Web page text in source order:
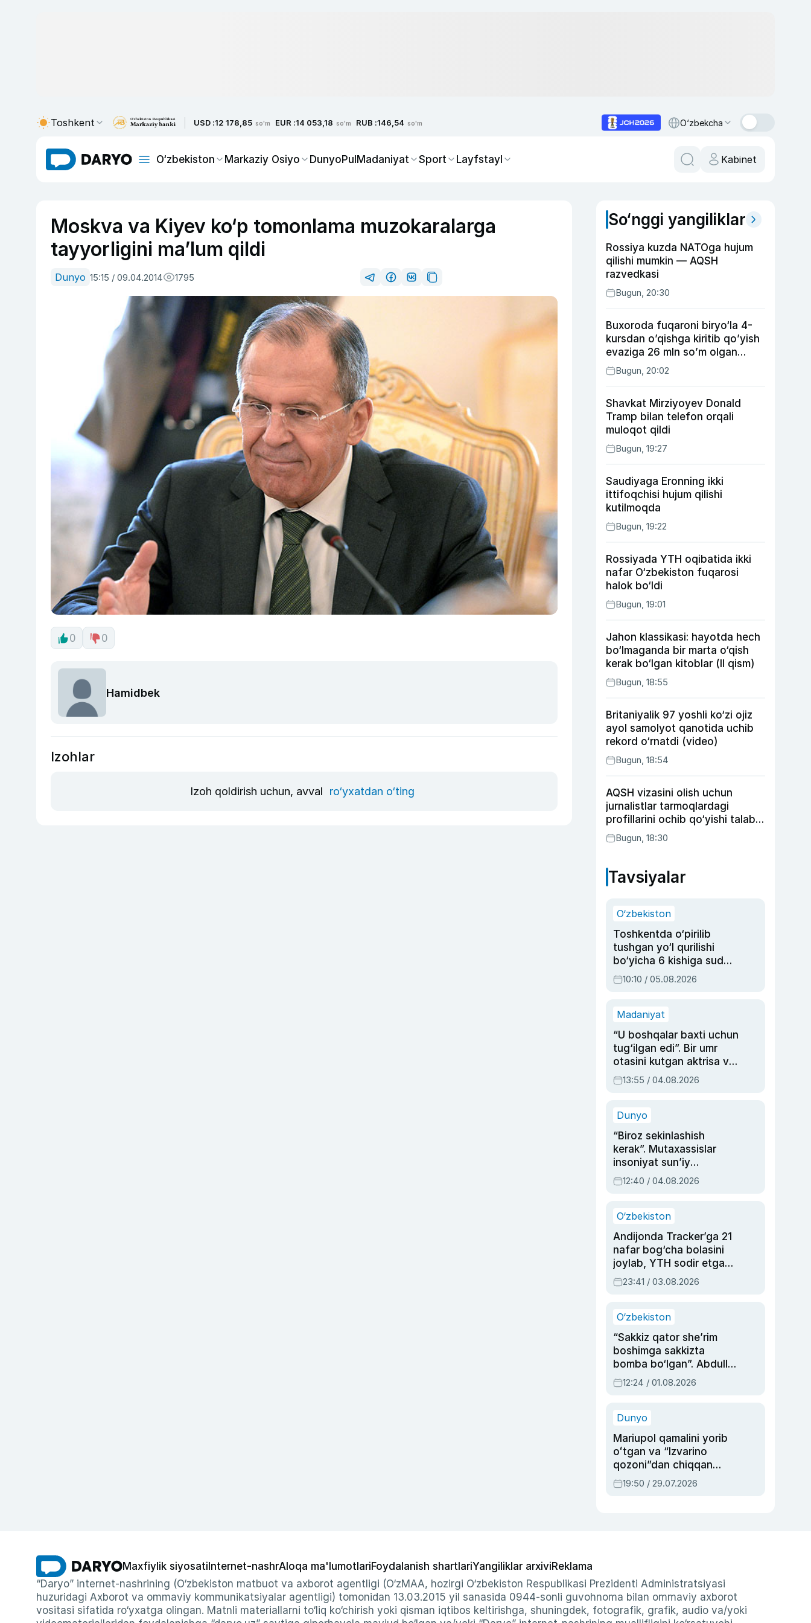
Toshkent USD :12 178,85 so'm EUR :14 053,18 so'm RUB :146,54 so'm O‘zbekcha
O‘zbekiston Markaziy Osiyo DunyoPulMadaniyat Sport Layfstayl Kabinet
Moskva va Kiyev ko‘p tomonlama muzokaralarga
tayyorligini ma’lum qildi
Dunyo 15:15 / 09.04.2014 1795
0 0
Hamidbek
Izohlar
Izoh qoldirish uchun, avval ro‘yxatdan o‘ting
So‘nggi yangiliklar
Rossiya kuzda NATOga hujum
qilishi mumkin — AQSH
razvedkasi
Bugun, 20:30
Buxoroda fuqaroni biryo‘la 4-
kursdan o’qishga kiritib qo’yish
evaziga 26 mln so’m olgan
shaxs ushlandi
Bugun, 20:02
Shavkat Mirziyoyev Donald
Tramp bilan telefon orqali
muloqot qildi
Bugun, 19:27
Saudiyaga Eronning ikki
ittifoqchisi hujum qilishi
kutilmoqda
Bugun, 19:22
Rossiyada YTH oqibatida ikki
nafar O‘zbekiston fuqarosi
halok bo‘ldi
Bugun, 19:01
Jahon klassikasi: hayotda hech
bo‘lmaganda bir marta o‘qish
kerak bo‘lgan kitoblar (II qism)
Bugun, 18:55
Britaniyalik 97 yoshli ko‘zi ojiz
ayol samolyot qanotida uchib
rekord o‘rnatdi (video)
Bugun, 18:54
AQSH vizasini olish uchun
jurnalistlar tarmoqlardagi
profillarini ochib qo‘yishi talab
etilishi mumkin
Bugun, 18:30
Tavsiyalar
O‘zbekiston
Toshkentda o‘pirilib
tushgan yo‘l qurilishi
bo‘yicha 6 kishiga sud
hukmi o‘qildi
10:10 / 05.08.2026
Madaniyat
“U boshqalar baxti uchun
tug‘ilgan edi”. Bir umr
otasini kutgan aktrisa va
dublyaj ustasi Rimma
Ahmedovaning
13:55 / 04.08.2026
Dunyo
“Biroz sekinlashish
kerak”. Mutaxassislar
insoniyat sun’iy
intellektni boshqara
olmay qolishidan xavotir
12:40 / 04.08.2026
O‘zbekiston
Andijonda Tracker’ga 21
nafar bog‘cha bolasini
joylab, YTH sodir etgan
ayolga sud hukmi o‘qildi
23:41 / 03.08.2026
O‘zbekiston
“Sakkiz qator she’rim
boshimga sakkizta
bomba bo‘lgan”. Abdulla
Oripovni siyosiy
ayblovlardan asrab
12:24 / 01.08.2026
Dunyo
Mariupol qamalini yorib
oʻtgan va “Izvarino
qozoni”dan chiqqan
qahramon — Ukraina
armiyasi bosh
19:50 / 29.07.2026
Maxfiylik siyosati Internet-nashrAloqa ma'lumotlariFoydalanish shartlariYangiliklar arxiviReklama
“Daryo” internet-nashrining (O‘zbekiston matbuot va axborot agentligi (O‘zMAA, hozirgi O‘zbekiston Respublikasi Prezidenti Administratsiyasi
huzuridagi Axborot va ommaviy kommunikatsiyalar agentligi) tomonidan 13.03.2015 yil sanasida 0944-sonli guvohnoma bilan ommaviy axborot
vositasi sifatida ro‘yxatga olingan. Matnli materiallarni to‘liq ko‘chirish yoki qisman iqtibos keltirishga, shuningdek, fotografik, grafik, audio va/yoki